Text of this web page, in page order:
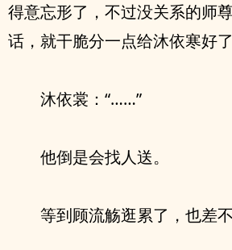
得意忘形了，不过没关系的师
话，就干脆分一点给沐依寒好
沐依裳：“……”
他倒是会找人送。
等到顾流觞逛累了，也差